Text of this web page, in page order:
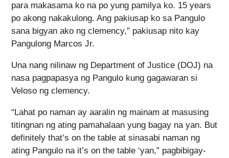
para makasama ko na po yung pamilya ko. 15 years
po akong nakakulong. Ang pakiusap ko sa Pangulo
sana bigyan ako ng clemency,” pakiusap nito kay
Pangulong Marcos Jr.
Una nang nilinaw ng Department of Justice (DOJ) na
nasa pagpapasya ng Pangulo kung gagawaran si
Veloso ng clemency.
“Lahat po naman ay aaralin ng mainam at masusing
titingnan ng ating pamahalaan yung bagay na yan. But
definitely that’s on the table at sinasabi naman ng
ating Pangulo na it’s on the table ‘yan,” pagbibigay-